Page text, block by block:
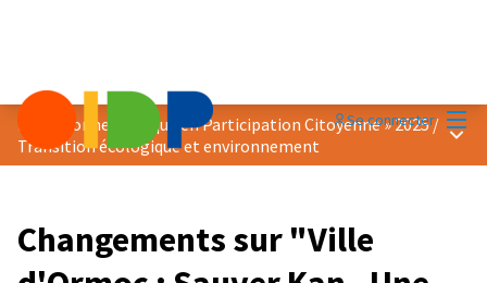
Se connecter
Prix « Bonne Pratique en Participation Citoyenne » 2025 /
Transition écologique et environnement
Changements sur "Ville